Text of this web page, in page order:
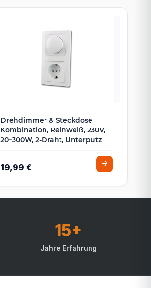
Drehdimmer & Steckdose
Kombination, Reinweiß, 230V,
20–300W, 2-Draht, Unterputz
19,99 €
15+
Jahre Erfahrung